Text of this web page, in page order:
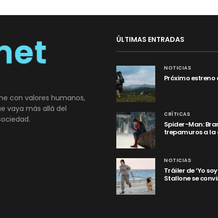
con valores humanos,
vaya más allá del
ÚLTIMAS ENTRADAS
NOTICIAS
Próximo estreno
CRÍTICAS
Spider-Man:
trepamuros a
NOTICIAS
Tráiler de ‘Yo
Stallone se